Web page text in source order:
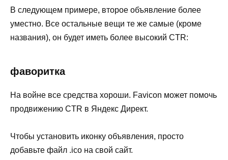
В следующем примере, второе объявление более
уместно. Все остальные вещи те же самые (кроме
названия), он будет иметь более высокий CTR:
фаворитка
На войне все средства хороши. Favicon может помочь
продвижению CTR в Яндекс Директ.
Чтобы установить иконку объявления, просто
добавьте файл .ico на свой сайт.